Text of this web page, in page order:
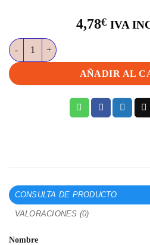
4,78€ IVA
JUEGO ESPATULAS CARROCERO 4
AÑADIR AL
CONSULTA DE PRODUCTO
VALORACIONES (0)
Nombre